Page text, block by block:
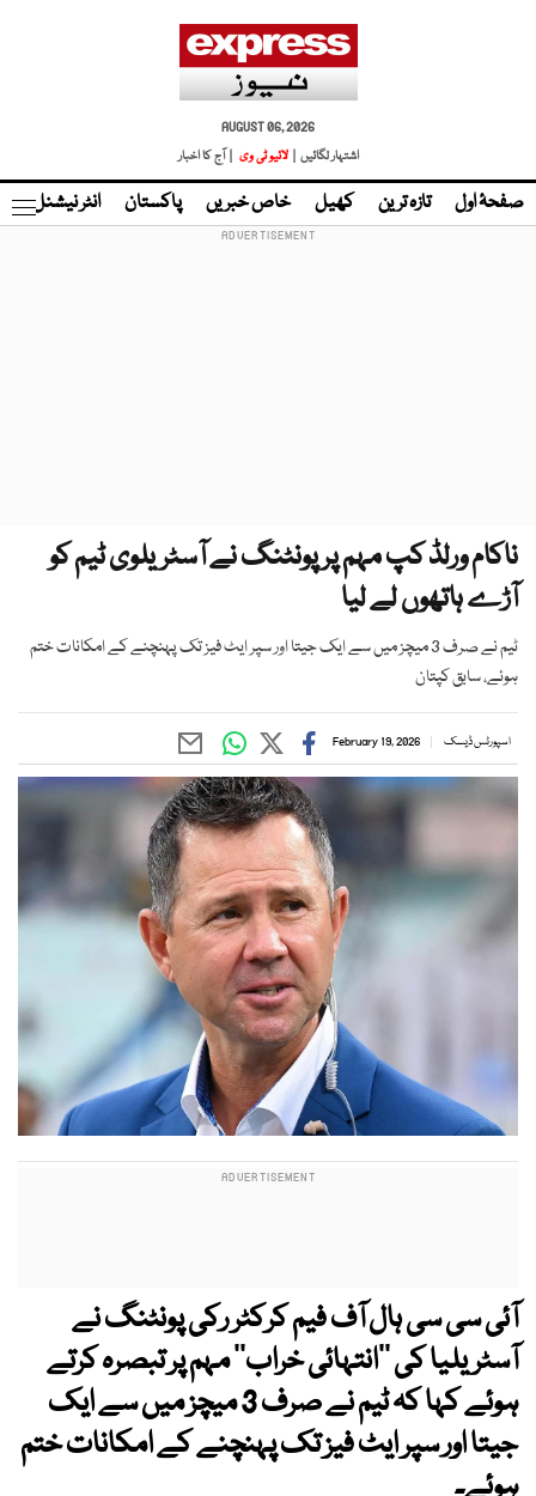
AUGUST 06, 2026
اشتہار لگائیں |
لائیو ٹی وی | آج کا اخبار
صفحۂ اول تازہ ترین کھیل خاص خبریں پاکستان انٹر نیشنل
ناکام ورلڈ کپ مہم پر پونٹنگ نے آسٹریلوی ٹیم کو
آڑے ہاتھوں لے لیا
ٹیم نے صرف 3 میچز میں سے ایک جیتا اور سپر ایٹ فیز تک پہنچنے کے امکانات ختم
ہوئے، سابق کپتان
اسپورٹس ڈیسک February 19, 2026
آئی سی سی ہال آف فیم کرکٹر رکی پونٹنگ نے
آسٹریلیا کی ’’انتہائی خراب‘‘ مہم پر تبصرہ کرتے
ہوئے کہا کہ ٹیم نے صرف 3 میچز میں سے ایک
جیتا اور سپر ایٹ فیز تک پہنچنے کے امکانات ختم